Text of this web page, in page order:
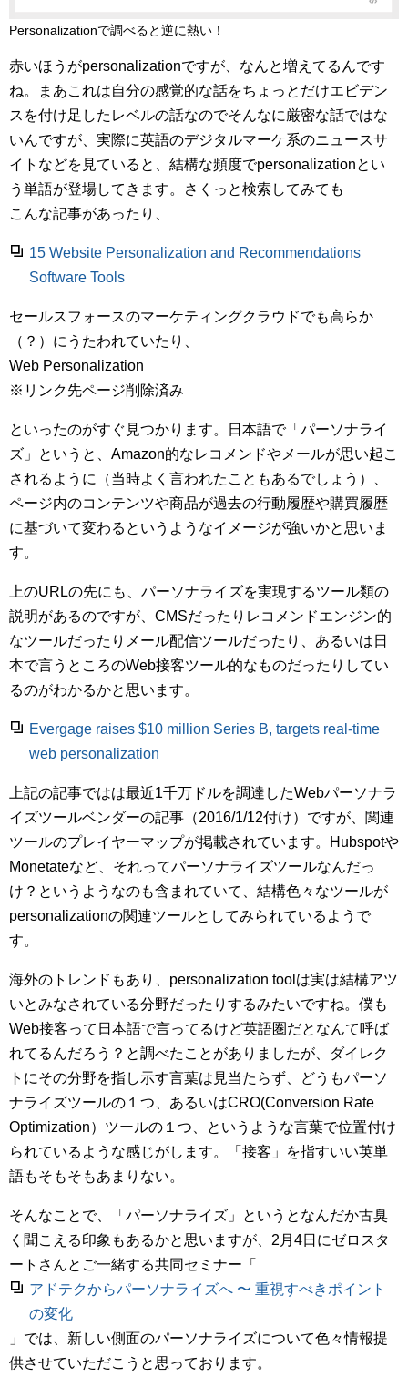
Personalizationで調べると逆に熱い！
赤いほうがpersonalizationですが、なんと増えてるんです
ね。まあこれは自分の感覚的な話をちょっとだけエビデン
スを付け足したレベルの話なのでそんなに厳密な話ではな
いんですが、実際に英語のデジタルマーケ系のニュースサ
イトなどを見ていると、結構な頻度でpersonalizationとい
う単語が登場してきます。さくっと検索してみても
こんな記事があったり、
15 Website Personalization and Recommendations
Software Tools
セールスフォースのマーケティングクラウドでも高らか
（？）にうたわれていたり、
Web Personalization
※リンク先ページ削除済み
といったのがすぐ見つかります。日本語で「パーソナライ
ズ」というと、Amazon的なレコメンドやメールが思い起こ
されるように（当時よく言われたこともあるでしょう）、
ページ内のコンテンツや商品が過去の行動履歴や購買履歴
に基づいて変わるというようなイメージが強いかと思いま
す。
上のURLの先にも、パーソナライズを実現するツール類の
説明があるのですが、CMSだったりレコメンドエンジン的
なツールだったりメール配信ツールだったり、あるいは日
本で言うところのWeb接客ツール的なものだったりしてい
るのがわかるかと思います。
Evergage raises $10 million Series B, targets real-time
web personalization
上記の記事ではは最近1千万ドルを調達したWebパーソナラ
イズツールベンダーの記事（2016/1/12付け）ですが、関連
ツールのプレイヤーマップが掲載されています。Hubspotや
Monetateなど、それってパーソナライズツールなんだっ
け？というようなのも含まれていて、結構色々なツールが
personalizationの関連ツールとしてみられているようで
す。
海外のトレンドもあり、personalization toolは実は結構アツ
いとみなされている分野だったりするみたいですね。僕も
Web接客って日本語で言ってるけど英語圏だとなんて呼ば
れてるんだろう？と調べたことがありましたが、ダイレク
トにその分野を指し示す言葉は見当たらず、どうもパーソ
ナライズツールの１つ、あるいはCRO(Conversion Rate
Optimization）ツールの１つ、というような言葉で位置付け
られているような感じがします。「接客」を指すいい英単
語もそもそもあまりない。
そんなことで、「パーソナライズ」というとなんだか古臭
く聞こえる印象もあるかと思いますが、2月4日にゼロスタ
ートさんとご一緒する共同セミナー「
アドテクからパーソナライズへ 〜 重視すべきポイント
の変化
」では、新しい側面のパーソナライズについて色々情報提
供させていただこうと思っております。